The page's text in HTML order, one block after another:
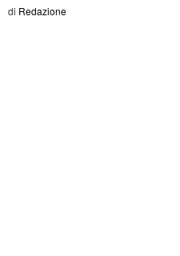
di Redazione